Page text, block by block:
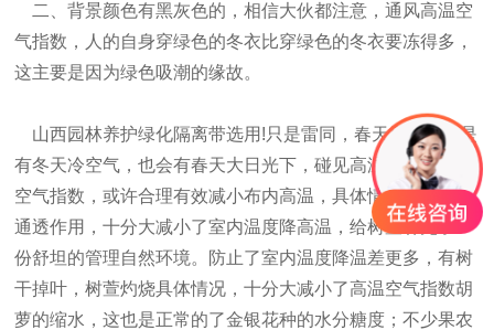
二、背景颜色有黑灰色的，相信大伙都注意，通风高温空
气指数，人的自身穿绿色的冬衣比穿绿色的冬衣要冻得多，
这主要是因为绿色吸潮的缘故。
山西园林养护绿化隔离带选用! 只是雷同，春天里不仅仅是
有冬天冷空气，也会有春天大日光下，碰见高温日光下直射
空气指数，或许合理有效减小布内高温，具体情况它还具有
通透作用，十分大减小了室内温度降高温，给树萱补充了一
份舒坦的管理自然环境。防止了室内温度降温差更多，有树
干掉叶，树萱灼烧具体情况，十分大减小了高温空气指数胡
萝的缩水，这也是正常的了金银花种的水分糖度；不少果农